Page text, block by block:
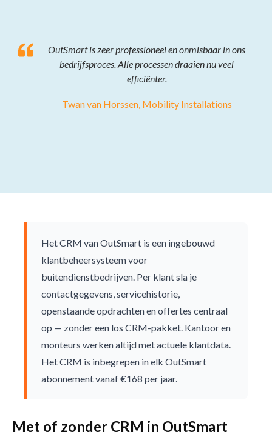
OutSmart is zeer professioneel en onmisbaar in ons
bedrijfsproces. Alle processen draaien nu veel
efficiënter.
Twan van Horssen, Mobility Installations
Het CRM van OutSmart is een ingebouwd
klantbeheersysteem voor
buitendienstbedrijven. Per klant sla je
contactgegevens, servicehistorie,
openstaande opdrachten en offertes centraal
op — zonder een los CRM-pakket. Kantoor en
monteurs werken altijd met actuele klantdata.
Het CRM is inbegrepen in elk OutSmart
abonnement vanaf €168 per jaar.
Met of zonder CRM in OutSmart